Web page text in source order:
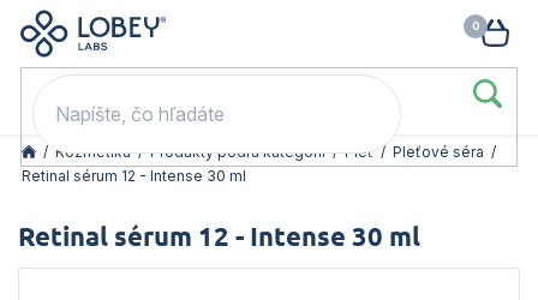
Prejsť
obsah
kódom LOB20 (nad 80 eur). 👉
/ Kozmetika / Produkty podľa kategórií / Pleť / Pleťové séra /
Retinal sérum 12 - Intense 30 ml
Retinal sérum 12 - Intense 30 ml